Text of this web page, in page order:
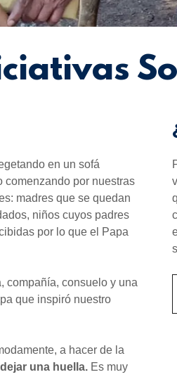
en un sofá
comenzando por nuestras
madres que se quedan
niños cuyos padres
por lo que el Papa
compañía, consuelo y una
que inspiró nuestro
a hacer de la
dejar una huella. Es muy